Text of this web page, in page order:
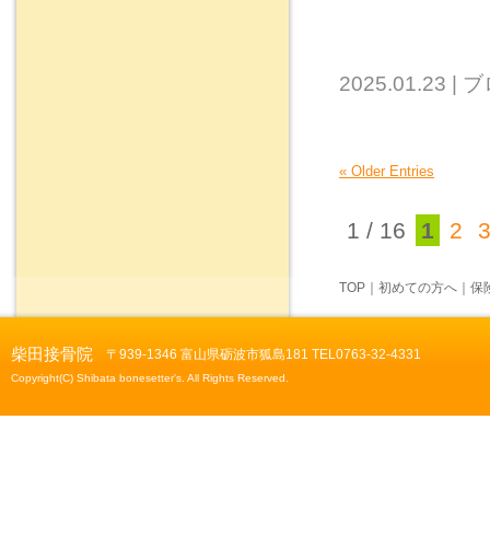
2025.01.23 ブ
« Older Entries
1 / 16 1 2 3
TOP 初めての方へ 保
柴田接骨院 〒939-1346 富山県砺波市狐島181 TEL0763-32-4331
Copyright(C) Shibata bonesetter's. All Rights Reserved.